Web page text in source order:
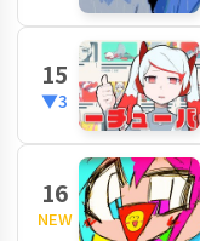
15
▼3
16
NEW